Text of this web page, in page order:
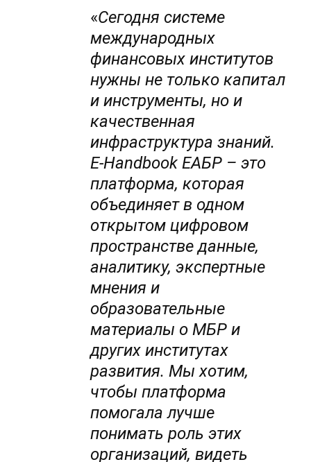
«Сегодня системе
международных
финансовых институтов
нужны не только капитал
и инструменты, но и
качественная
инфраструктура знаний.
E-Handbook ЕАБР – это
платформа, которая
объединяет в одном
открытом цифровом
пространстве данные,
аналитику, экспертные
мнения и
образовательные
материалы о МБР и
других институтах
развития. Мы хотим,
чтобы платформа
помогала лучше
понимать роль этих
организаций, видеть